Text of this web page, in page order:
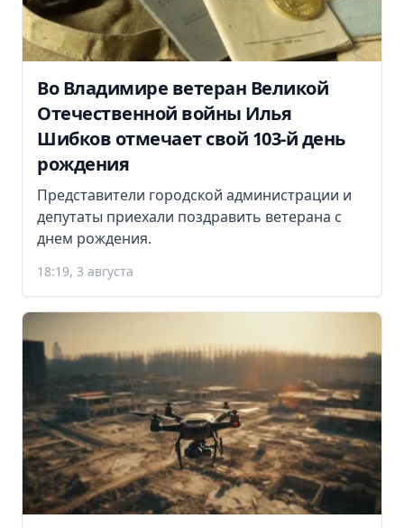
Во Владимире ветеран Великой
Отечественной войны Илья
Шибков отмечает свой 103-й день
рождения
Представители городской администрации и
депутаты приехали поздравить ветерана с
днем рождения.
18:19, 3 августа